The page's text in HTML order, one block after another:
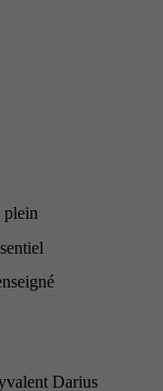
plein
Darius